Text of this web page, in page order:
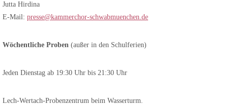
Jutta Hirdina
E-Mail: presse@kammerchor-schwabmuenchen.de
Wöchentliche Proben (außer in den Schulferien)
Jeden Dienstag ab 19:30 Uhr bis 21:30 Uhr
Lech-Wertach-Probenzentrum beim Wasserturm.